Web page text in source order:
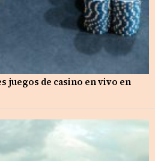
juegos de casino en vivo en